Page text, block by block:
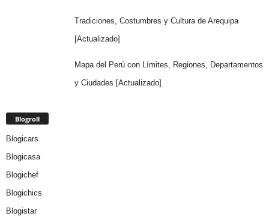
Tradiciones, Costumbres y Cultura de Arequipa
[Actualizado]
Mapa del Perú con Límites, Regiones, Departamentos
y Ciudades [Actualizado]
Blogroll
Blogicars
Blogicasa
Blogichef
Blogichics
Blogistar